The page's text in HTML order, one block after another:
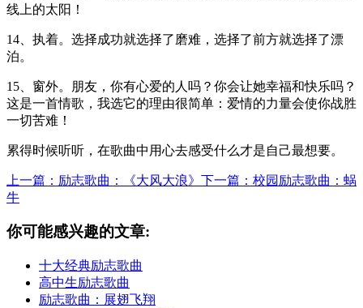
线上的太阳！
14、执着。选择成功就选择了磨难，选择了前方就选择了漂
泊。
15、窗外。朋友，你有心爱的人吗？你会让她幸福和快乐吗？
这是一首情歌，我选它的理由很简单：爱情的力量会使你战胜
一切苦难！
累得时候听听，在歌曲中用心去感受什么才是自己最想要。
上一篇：励志歌曲：《大风大浪》 下一篇：校园励志歌曲：蜗
牛
你可能感兴趣的文章:
十大经典励志歌曲
高中生励志歌曲
励志歌曲：展翅飞翔